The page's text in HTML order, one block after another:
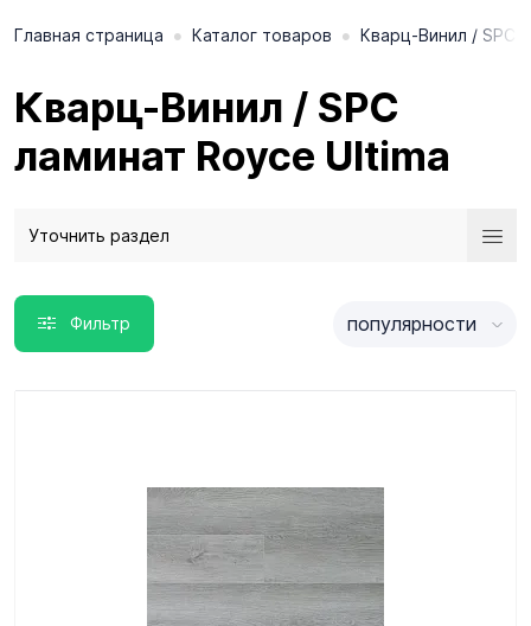
Главная страница • Каталог товаров • Кварц-Винил / SPC
Кварц-Винил / SPC
ламинат Royce Ultima
Уточнить раздел
Фильтр популярности